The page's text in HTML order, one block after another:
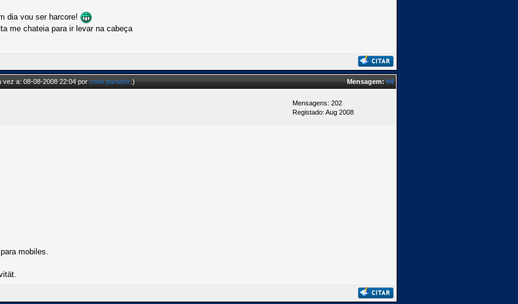
dia vou ser harcore!
me chateia para ir levar na cabeça
vez a: 08-08-2008 22:04 porcode.paradox.) Mensagem:#4
Mensagens: 202
Registado: Aug 2008
mobiles.